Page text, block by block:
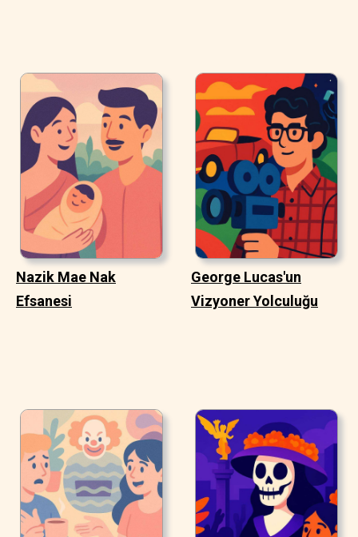
Nazik Mae Nak
Efsanesi
George Lucas'un
Vizyoner Yolculuğu